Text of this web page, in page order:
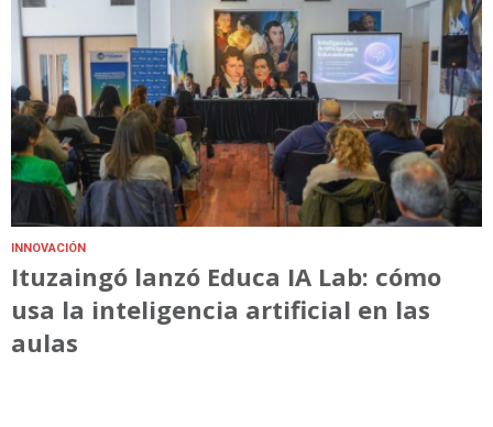
INNOVACIÓN
Ituzaingó lanzó Educa IA Lab: cómo
usa la inteligencia artificial en las
aulas